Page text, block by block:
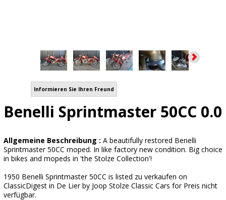
Informieren Sie Ihren Freund
Benelli Sprintmaster 50CC 0.0
Allgemeine Beschreibung : A beautifully restored Benelli
Sprintmaster 50CC moped. In like factory new condition. Big choice
in bikes and mopeds in 'the Stolze Collection'!
1950 Benelli Sprintmaster 50CC is listed zu verkaufen on
ClassicDigest in De Lier by Joop Stolze Classic Cars for Preis nicht
verfügbar.